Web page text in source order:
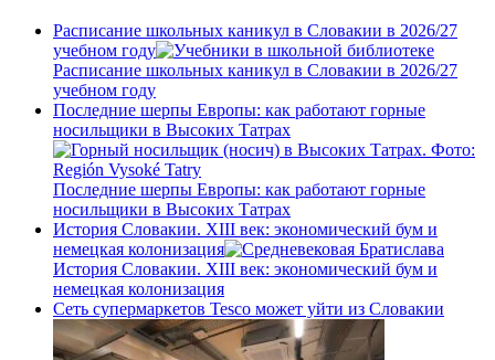
Расписание школьных каникул в Словакии в 2026/27
учебном году
Расписание школьных каникул в Словакии в 2026/27
учебном году
Последние шерпы Европы: как работают горные
носильщики в Высоких Татрах
Последние шерпы Европы: как работают горные
носильщики в Высоких Татрах
История Словакии. XIII век: экономический бум и
немецкая колонизация
История Словакии. XIII век: экономический бум и
немецкая колонизация
Сеть супермаркетов Tesco может уйти из Словакии